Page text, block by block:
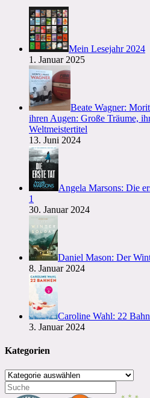
Mein Lesejahr 2024
1. Januar 2025
Beate Wagner:
ihren Augen: Große Träume,
Weltmeistertitel
13. Juni 2024
Angela Marsons: Die
1
30. Januar 2024
Daniel Mason: Der
8. Januar 2024
Caroline Wahl: 22
3. Januar 2024
Kategorien
Kategorien